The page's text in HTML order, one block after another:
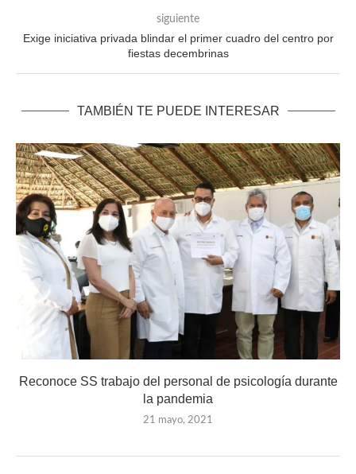
siguiente
Exige iniciativa privada blindar el primer cuadro del centro por
fiestas decembrinas
TAMBIÉN TE PUEDE INTERESAR
Reconoce SS trabajo del personal de psicología durante
la pandemia
21 mayo, 2021